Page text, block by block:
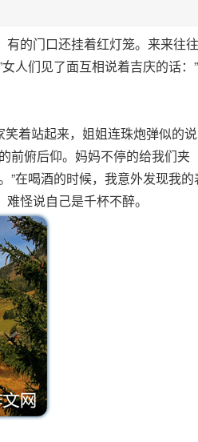
的门口还挂着红灯笼。来来往
人们见了面互相说着吉庆的话：
着站起来，姐姐连珠炮弹似的说
前俯后仰。妈妈不停的给我们夹
”在喝酒的时候，我意外发现我的
怪说自己是千杯不醉。